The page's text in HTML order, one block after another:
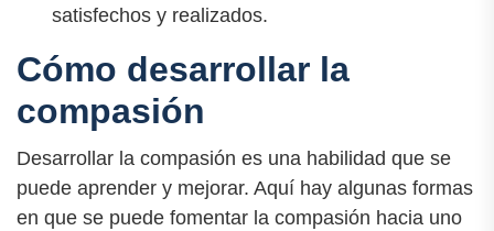
satisfechos y realizados.
Cómo desarrollar la
compasión
Desarrollar la compasión es una habilidad que se
puede aprender y mejorar. Aquí hay algunas formas
en que se puede fomentar la compasión hacia uno